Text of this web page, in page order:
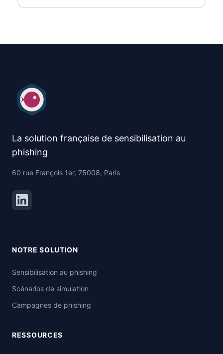
La solution française de sensibilisation au
phishing
60 rue François 1er, 75008, Paris
NOTRE SOLUTION
Sensibilisation au phishing
Scénarios de simulation
Campagnes de phishing
RESSOURCES